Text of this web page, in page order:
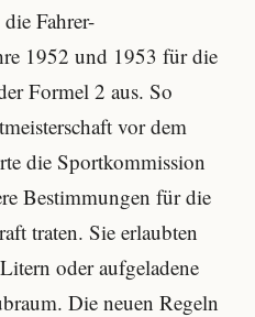
Fahrer-
1952 und 1953 für die
Formel 2 aus. So
vor dem
die Sportkommission
Bestimmungen für die
traten. Sie erlaubten
oder aufgeladene
Die neuen Regeln